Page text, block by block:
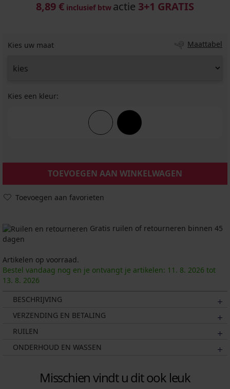
8,89 € inclusief btw actie 3+1 GRATIS
Kies uw maat Maattabel
Kies een kleur:
TOEVOEGEN AAN WINKELWAGEN
Toevoegen aan favorieten
Gratis ruilen of retourneren binnen 45
dagen
Artikelen op voorraad.
Bestel vandaag nog en je ontvangt je artikelen: 11. 8. 2026 tot
13. 8. 2026
BESCHRIJVING
VERZENDING EN BETALING
RUILEN
ONDERHOUD EN WASSEN
Misschien vindt u dit ook leuk